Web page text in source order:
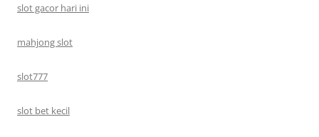
slot gacor hari ini
mahjong slot
slot777
slot bet kecil